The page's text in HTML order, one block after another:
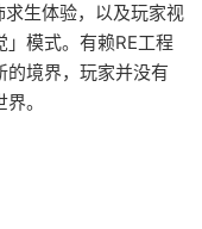
生体验，以及玩家视
模式。有赖RE工程
的境界，玩家并没有
。